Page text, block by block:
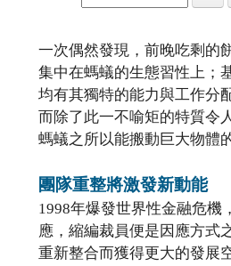
一次偶然發現，前晚吃剩的
集中在螞蟻的生態習性上；
均有其獨特的能力與工作分
而除了此一不喻矩的特質令
螞蟻之所以能搬動巨大物體
團隊重整將激發新動能
1998年爆發世界性金融危機
應，縮編裁員便是因應方式
重新整合而獲得更大的發展